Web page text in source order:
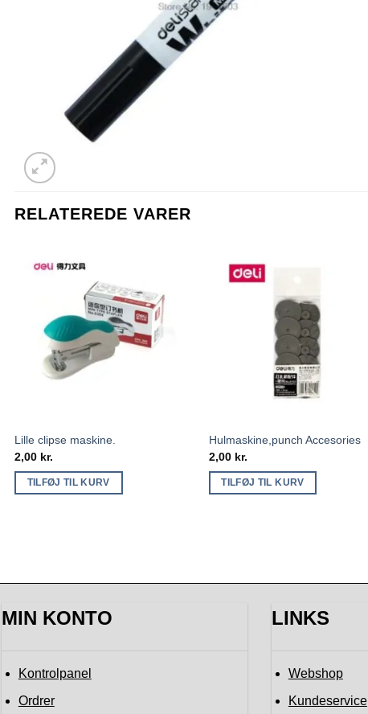
RELATEREDE VARER
Lille clipse maskine.
2,00 kr.
TILFØJ TIL KURV
Hulmaskine,punch Accesories
2,00 kr.
TILFØJ TIL KURV
MIN KONTO
Kontrolpanel
Ordrer
LINKS
Webshop
Kundeservice